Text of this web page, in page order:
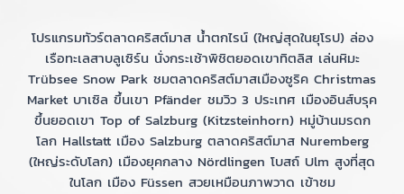
โปรแกรมทัวร์ตลาดคริสต์มาส น้ำตกไรน์ (ใหญ่สุดในยุโรป) ล่อง
เรือทะเลสาบลูเซิร์น นั่งกระเช้าพิชิตยอดเขาทิตลิส เล่นหิมะ
Trübsee Snow Park ชมตลาดคริสต์มาสเมืองซูริค Christmas
Market บาเซิล ขึ้นเขา Pfänder ชมวิว 3 ประเทศ เมืองอินส์บรุค
ขึ้นยอดเขา Top of Salzburg (Kitzsteinhorn) หมู่บ้านมรดก
โลก Hallstatt เมือง Salzburg ตลาดคริสต์มาส Nuremberg
(ใหญ่ระดับโลก) เมืองยุคกลาง Nördlingen โบสถ์ Ulm สูงที่สุด
ในโลก เมือง Füssen สวยเหมือนภาพวาด เข้าชม